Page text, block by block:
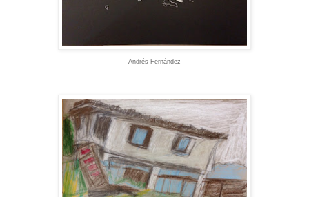
Andrés Fernández